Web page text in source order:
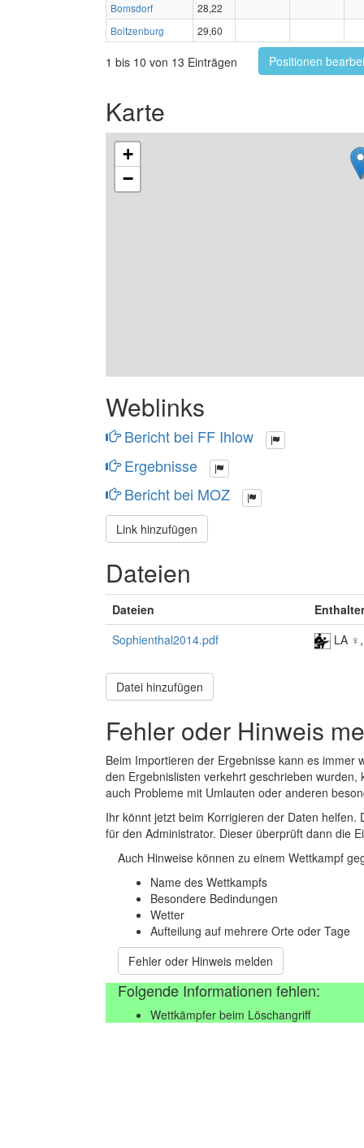
Bomsdorf
28,22
Boitzenburg
29,60
1 bis 10 von 13 Einträgen Positionen
Karte
+
−
Weblinks
Bericht bei FF Ihlow
Ergebnisse
Bericht bei MOZ
Link hinzufügen
Dateien
Dateien
Sophienthal2014.pdf
LA
Datei hinzufügen
Fehler oder Hinweis
Beim Importieren der Ergebnisse kann es
den Ergebnislisten verkehrt geschrieben
auch Probleme mit Umlauten oder anderen
Ihr könnt jetzt beim Korrigieren der Daten
für den Administrator. Dieser überprüft dann die
Auch Hinweise können zu einem Wettkampf
Name des Wettkampfs
Besondere Bedindungen
Wetter
Aufteilung auf mehrere Orte oder Tage
Fehler oder Hinweis melden
Folgende Informationen fehlen:
Wettkämpfer beim Löschangriff